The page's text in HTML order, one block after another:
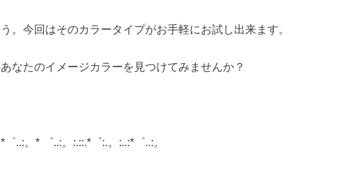
。今回はそのカラータイプがお手軽にお試し出来ます。
なたのイメージカラーを見つけてみませんか？
..:。* ゜..:。:.::.*゜:.。:..:*゜..:。